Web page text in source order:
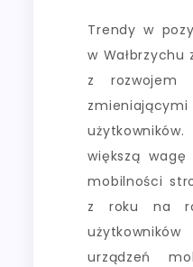
Trendy w
w Wałbrzychu
z rozwojem
większą
mobilności
z roku na
urządzeń